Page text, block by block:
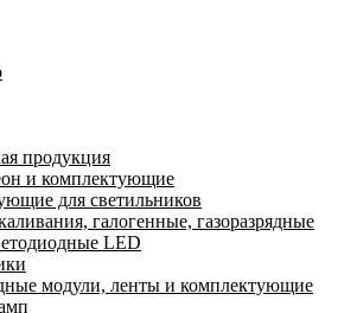
продукция
и комплектующие
для светильников
галогенные, газоразрядные
LED
модули, ленты и комплектующие